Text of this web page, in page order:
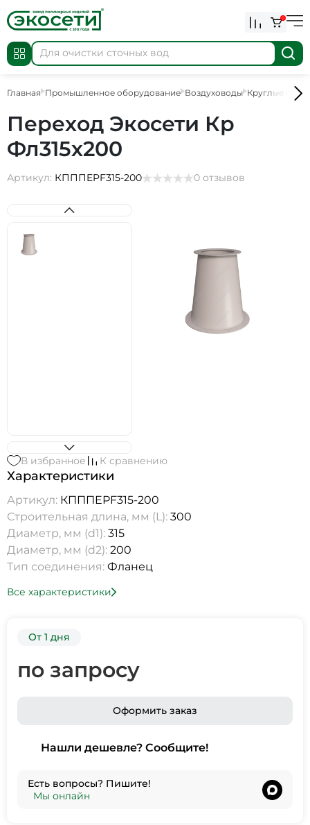
0
Главная Промышленное оборудование Воздуховоды Круглые
Переход Экосети Кр
Фл315х200
Артикул: КПППEPF315-200 0 отзывов
В избранное К сравнению
Характеристики
Артикул: КПППEPF315-200
Строительная длина, мм (L): 300
Диаметр, мм (d1): 315
Диаметр, мм (d2): 200
Тип соединения: Фланец
Все характеристики
От 1 дня
по запросу
Оформить заказ
Нашли дешевле? Сообщите!
Есть вопросы? Пишите!
Мы онлайн